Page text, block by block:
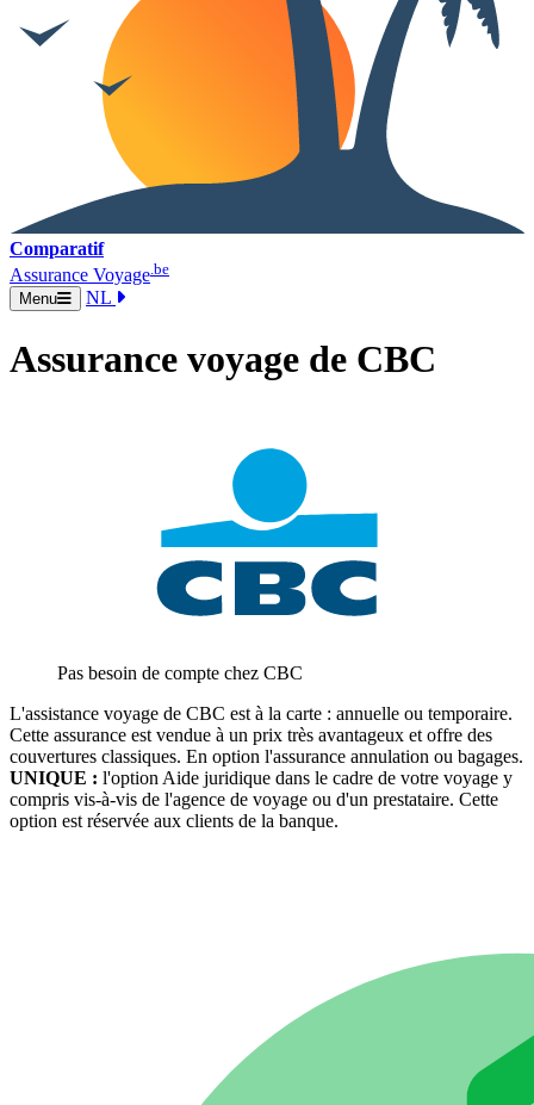
Comparatif
Assurance Voyage.be
Menu
NL
Assurance voyage de CBC
Pas besoin de compte chez CBC
L'assistance voyage de CBC est à la carte : annuelle ou temporaire.
Cette assurance est vendue à un prix très avantageux et offre des
couvertures classiques. En option l'assurance annulation ou bagages.
UNIQUE : l'option Aide juridique dans le cadre de votre voyage y
compris vis-à-vis de l'agence de voyage ou d'un prestataire. Cette
option est réservée aux clients de la banque.